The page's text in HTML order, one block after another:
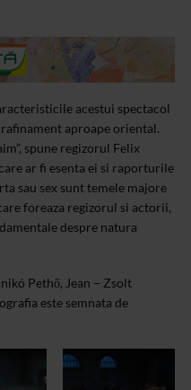
acestui spectacol
aproape oriental.
spune regizorul Felix
ar fi esenta ei si raporturile
sau sex sunt temele majore
foreaza regizorul si actorii,
despre natura
Pethő, Jean – Zsolt
este semnata de